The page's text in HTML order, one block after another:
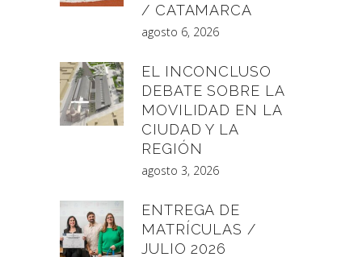
/ CATAMARCA
agosto 6, 2026
EL INCONCLUSO
DEBATE SOBRE LA
MOVILIDAD EN LA
CIUDAD Y LA
REGIÓN
agosto 3, 2026
ENTREGA DE
MATRÍCULAS /
JULIO 2026